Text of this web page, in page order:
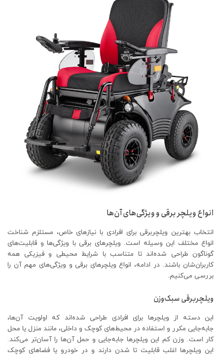
انواع ویلچر برقی و ویژگی‌های آن‌ها
انتخاب بهترین ویلچربرقی برای افرادی با نیازهای خاص، مستلزم شناخت
انواع مختلف این وسیله است. ویلچرهای برقی با ویژگی‌ها و قابلیت‌های
گوناگون طراحی شده‌اند تا متناسب با شرایط محیطی و فیزیکی همه
کاربران‌شان باشند. در ادامه، انواع ویلچرهای برقی و ویژگی‌های مهم آن‌ را
بررسی می‌کنیم.
ویلچربرقی سبک‌وزن
این دسته از ویلچرها برای افرادی طراحی شده‌اند که اولویت آن‌ها،
جابه‌جایی مکرر و استفاده در محیط‌های کوچک و داخلی، مانند منزل یا محل
کار است. وزن کم این ویلچرها جابه‌جایی و حمل آن‌ها را آسان‌تر می‌کند.
این ویلچرها اغلب قابلیت تا شدن دارند و در خودرو یا فضاهای کوچک